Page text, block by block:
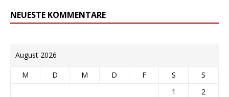
NEUESTE KOMMENTARE
August 2026
M D M D F S
S
1
2